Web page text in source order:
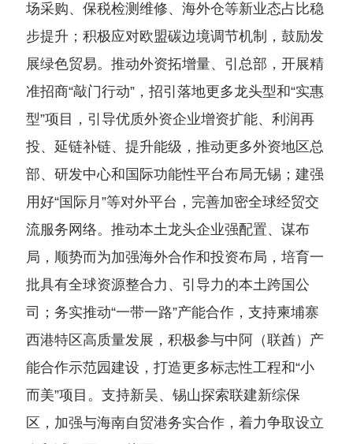
场采购、保税检测维修、海外仓等新业态占比稳
步提升；积极应对欧盟碳边境调节机制，鼓励发
展绿色贸易。推动外资拓增量、引总部，开展精
准招商“敲门行动”，招引落地更多龙头型和“实惠
型”项目，引导优质外资企业增资扩能、利润再
投、延链补链、提升能级，推动更多外资地区总
部、研发中心和国际功能性平台布局无锡；建强
用好“国际月”等对外平台，完善加密全球经贸交
流服务网络。推动本土龙头企业强配置、谋布
局，顺势而为加强海外合作和投资布局，培育一
批具有全球资源整合力、引导力的本土跨国公
司；务实推动“一带一路”产能合作，支持柬埔寨
西港特区高质量发展，积极参与中阿（联酋）产
能合作示范园建设，打造更多标志性工程和“小
而美”项目。支持新吴、锡山探索联建新综保
区，加强与海南自贸港务实合作，着力争取设立